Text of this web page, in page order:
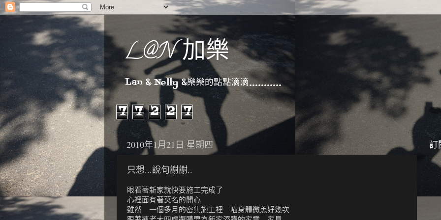
L@N 加樂
Lan & Nelly &樂樂的點點滴滴...........
7 7 2 2 7
2010年1月21日 星期四
只想...說句謝謝..
眼看著新家就快要施工完成了
心裡面有著莫名的開心
雖然 一個多月的密集施工裡 喵身體微恙好幾次
訂